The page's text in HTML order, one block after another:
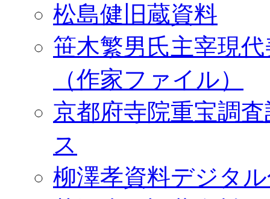
松島健旧蔵資料
笹木繁男氏主宰現
（作家ファイル）
京都府寺院重宝調
ス
柳澤孝資料デジタ